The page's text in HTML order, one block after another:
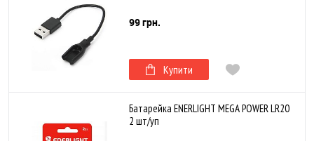
99 грн.
Купити
Батарейка ENERLIGHT MEGA POWER LR20
2 шт/уп